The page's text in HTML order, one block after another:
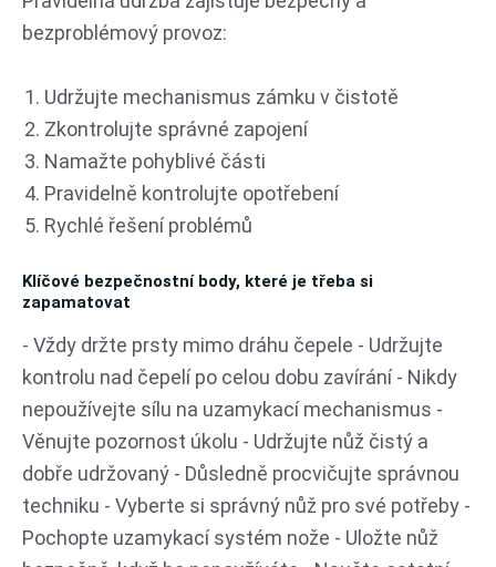
bezproblémový provoz:
Udržujte mechanismus zámku v čistotě
Zkontrolujte správné zapojení
Namažte pohyblivé části
Pravidelně kontrolujte opotřebení
Rychlé řešení problémů
Klíčové bezpečnostní body, které je třeba si
zapamatovat
- Vždy držte prsty mimo dráhu čepele - Udržujte
kontrolu nad čepelí po celou dobu zavírání - Nikdy
nepoužívejte sílu na uzamykací mechanismus -
Věnujte pozornost úkolu - Udržujte nůž čistý a
dobře udržovaný - Důsledně procvičujte správnou
techniku - Vyberte si správný nůž pro své potřeby -
Pochopte uzamykací systém nože - Uložte nůž